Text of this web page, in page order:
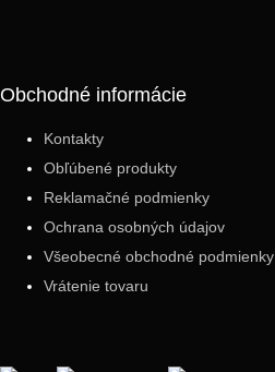
Obchodné informácie
Kontakty
Obľúbené produkty
Reklamačné podmienky
Ochrana osobných údajov
Všeobecné obchodné podmienky
Vrátenie tovaru